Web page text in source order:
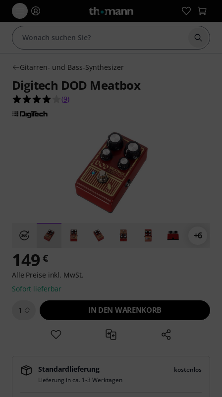
Suche
Gitarren- und Bass-Synthesizer
Digitech DOD Meatbox
4.0 von 5 Sternen aus 9 Kundenbewertungen
(9)
+6
149 €
Alle Preise inkl. MwSt.
Sofort lieferbar
1 IN DEN WARENKORB
Standardlieferung
kostenlos
Lieferung in ca. 1-3 Werktagen